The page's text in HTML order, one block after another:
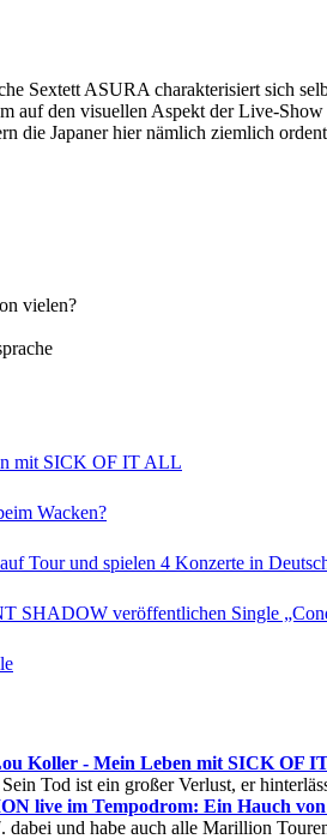
Sextett ASURA charakterisiert sich
auf den visuellen Aspekt der Live-
die Japaner hier nämlich ziemlich
vielen?
mit SICK OF IT ALL
Wacken?
Tour und spielen 4 Konzerte in
SHADOW veröffentlichen Single
Koller - Mein Leben mit SICK OF
Tod ist ein großer Verlust, er
live im Tempodrom: Ein Hauch
und habe auch alle Marillion